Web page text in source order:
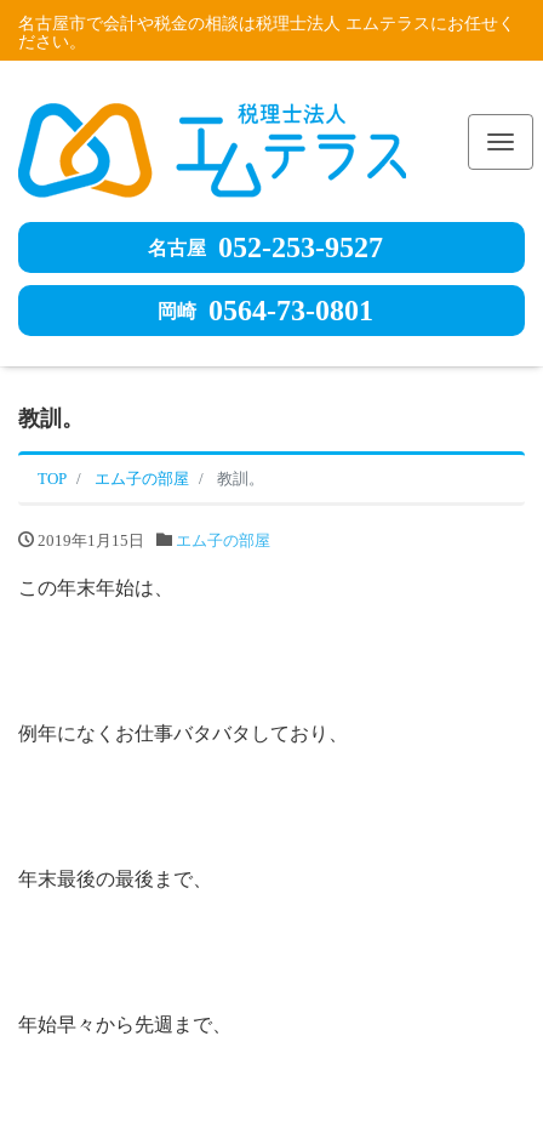
名古屋市で会計や税金の相談は税理士法人 エムテラスにお任せく
ださい。
名古屋 052-253-9527
岡崎 0564-73-0801
教訓。
TOP エム子の部屋 教訓。
2019年1月15日 エム子の部屋
この年末年始は、
例年になくお仕事バタバタしており、
年末最後の最後まで、
年始早々から先週まで、